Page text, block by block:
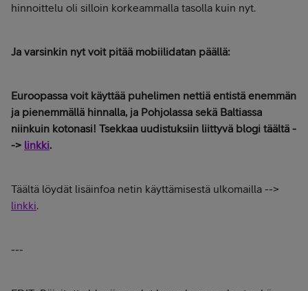
hinnoittelu oli silloin korkeammalla tasolla kuin nyt.
Ja varsinkin nyt voit pitää mobiilidatan päällä:
Euroopassa voit käyttää puhelimen nettiä entistä enemmän
ja pienemmällä hinnalla, ja Pohjolassa sekä Baltiassa
niinkuin kotonasi! Tsekkaa uudistuksiin liittyvä blogi täältä -
-> linkki.
Täältä löydät lisäinfoa netin käyttämisestä ulkomailla -->
linkki.
---